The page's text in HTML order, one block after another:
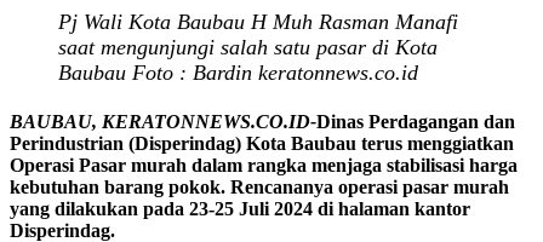
Pj Wali Kota Baubau H Muh Rasman Manafi
saat mengunjungi salah satu pasar di Kota
Baubau Foto : Bardin keratonnews.co.id
BAUBAU, KERATONNEWS.CO.ID-Dinas Perdagangan dan
Perindustrian (Disperindag) Kota Baubau terus menggiatkan
Operasi Pasar murah dalam rangka menjaga stabilisasi harga
kebutuhan barang pokok. Rencananya operasi pasar murah
yang dilakukan pada 23-25 Juli 2024 di halaman kantor
Disperindag.